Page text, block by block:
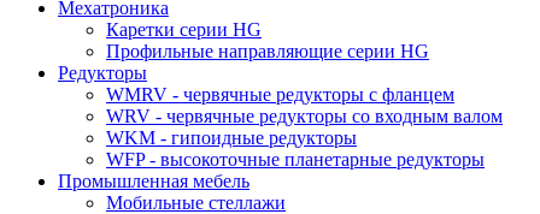
Мехатроника
Каретки серии HG
Профильные направляющие серии HG
Редукторы
WMRV - червячные редукторы с фланцем
WRV - червячные редукторы со входным валом
WKM - гипоидные редукторы
WFP - высокоточные планетарные редукторы
Промышленная мебель
Мобильные стеллажи